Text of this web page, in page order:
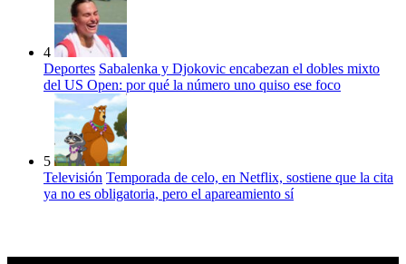
4
Deportes Sabalenka y Djokovic encabezan el dobles mixto
del US Open: por qué la número uno quiso ese foco
5
Televisión Temporada de celo, en Netflix, sostiene que la cita
ya no es obligatoria, pero el apareamiento sí